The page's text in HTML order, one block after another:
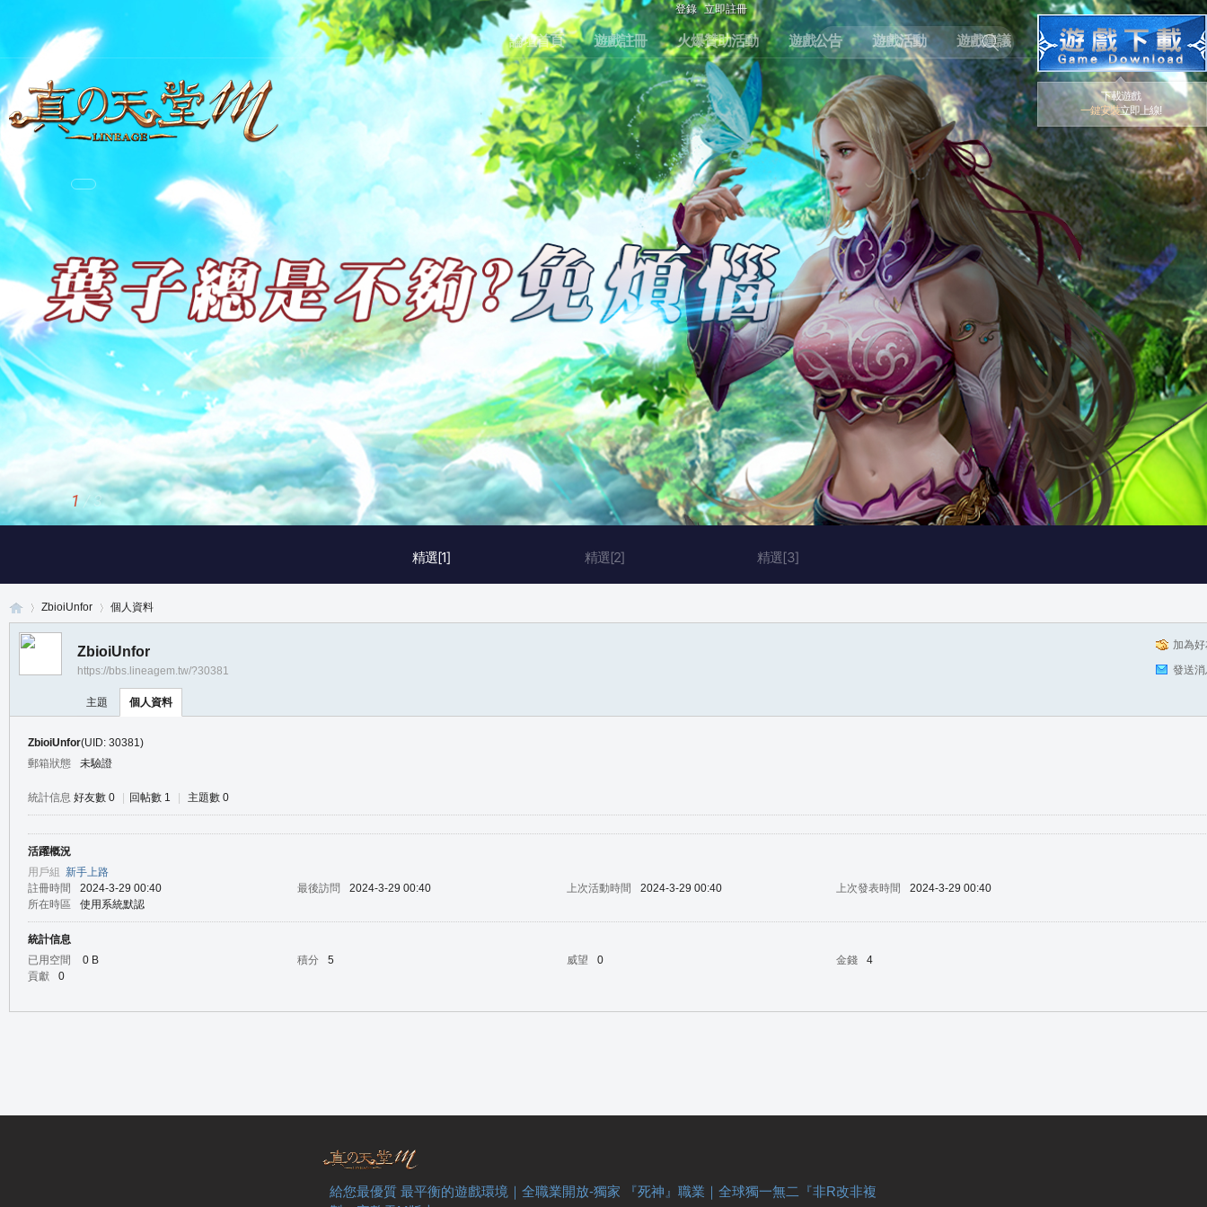
登錄 立即註冊
論壇首頁 遊戲註冊 火爆贊助活動 遊戲公告 遊戲活動 遊戲建議
下載遊戲
一鍵安裝立即上線!
精選[1] 精選[2] 精選[3]
1 / 3
ZbioiUnfor 個人資料
加為
發送
ZbioiUnfor
https://bbs.lineagem.tw/?30381
主題 個人資料
ZbioiUnfor(UID: 30381)
郵箱狀態
未驗證
統計信息 好友數 0 回帖數 1 主題數 0
活躍概況
用戶組 新手上路
註冊時間
2024-3-29 00:40 最後訪問 2024-3-29 00:40 上次活動時間 2024-3-29 00:40 上次發表時間
2024-3-29 00:40
所在時區
使用系統默認
統計信息
已用空間
0 B 積分 5 威望 0 金錢
4
貢獻
0
給您最優質 最平衡的遊戲環境｜全職業開放-獨家 『死神』職業｜全球獨一無二『非R改非複